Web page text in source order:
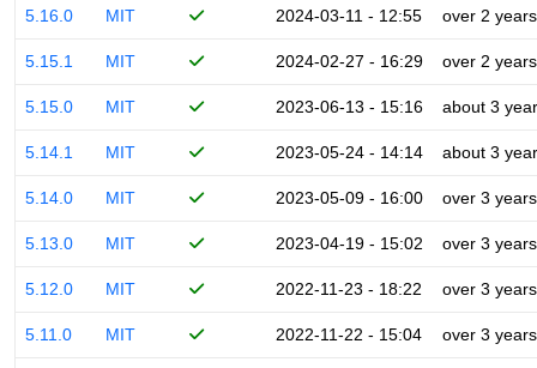
5.16.0 MIT 2024-03-11 - 12:55 over 2 years
5.15.1 MIT 2024-02-27 - 16:29 over 2 years
5.15.0 MIT 2023-06-13 - 15:16 about 3
5.14.1 MIT 2023-05-24 - 14:14 about 3
5.14.0 MIT 2023-05-09 - 16:00 over 3 years
5.13.0 MIT 2023-04-19 - 15:02 over 3 years
5.12.0 MIT 2022-11-23 - 18:22 over 3 years
5.11.0 MIT 2022-11-22 - 15:04 over 3 years